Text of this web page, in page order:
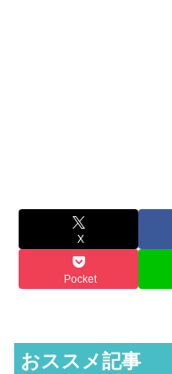
X
Pocket
おススメ記事